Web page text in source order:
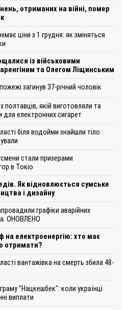
отриманих на війні, помер
ціни з 1 грудня: як зміняться
із військовими
та Олегом Ліщинським
загинув 37-річний чоловік
полтавців, якій виготовляли та
для електронних сигарет
біля водойми знайшли тіло
стали призерами
в Токіо
Як відновлюється сумське
і дизайну
графіки аварійних
ОНОВЛЕНО
на електроенергію: хто має
отримати?
вантажівка на смерть збила 48-
"Нацкешбек": коли українці
виплати